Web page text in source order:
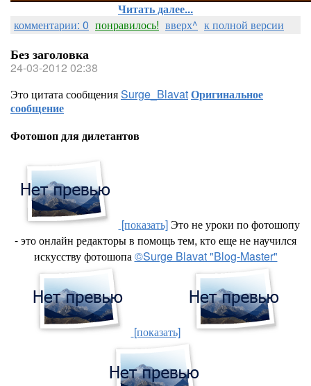
Читать далее...
комментарии: 0 понравилось! вверх^ к полной версии
Без заголовка
24-03-2012 02:38
Это цитата сообщенияSurge_BlavatОригинальное
сообщение
Фотошоп для дилетантов
[показать]Это не уроки по фотошопу
- это онлайн редакторы в помощь тем, кто еще не научился
искусству фотошопа©Surge Blavat "Blog-Master"
[показать]